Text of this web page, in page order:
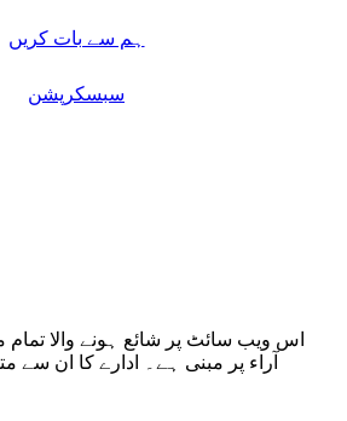
ہم سے بات کریں
سبسکرپشن
اس ویب سائٹ پر شائع ہونے والا تمام
آراء پر مبنی ہے۔ ادارے کا ان سے